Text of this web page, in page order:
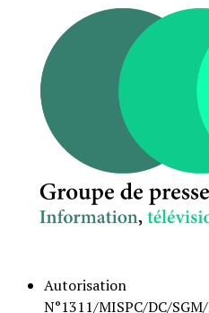
Autorisation
N°1311/MISPC/DC/